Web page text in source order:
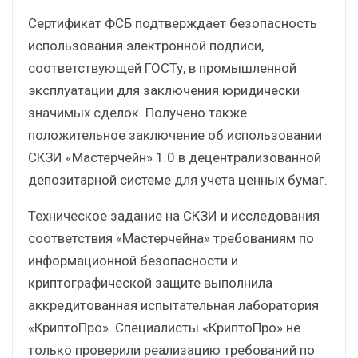
Сертификат ФСБ подтверждает безопасность
использования электронной подписи,
соответствующей ГОСТу, в промышленной
эксплуатации для заключения юридически
значимых сделок. Получено также
положительное заключение об использовании
СКЗИ «Мастерчейн» 1.0 в децентрализованной
депозитарной системе для учета ценных бумаг.
Техническое задание на СКЗИ и исследования
соответствия «Мастерчейна» требованиям по
информационной безопасности и
криптографической защите выполнила
аккредитованная испытательная лаборатория
«КриптоПро». Специалисты «КриптоПро» не
только проверили реализацию требований по